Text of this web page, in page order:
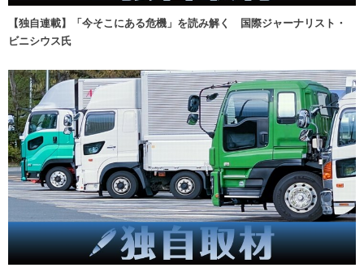
【独自連載】「今そこにある危機」を読み解く 国際ジャーナリスト・
ビニシウス氏